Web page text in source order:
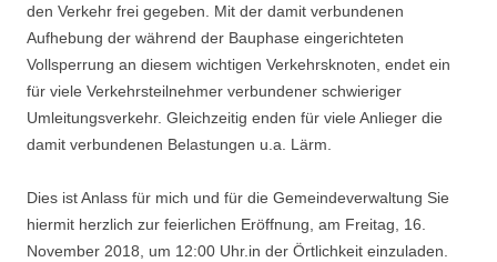
den Verkehr frei gegeben. Mit der damit verbundenen
Aufhebung der während der Bauphase eingerichteten
Vollsperrung an diesem wichtigen Verkehrsknoten, endet ein
für viele Verkehrsteilnehmer verbundener schwieriger
Umleitungsverkehr. Gleichzeitig enden für viele Anlieger die
damit verbundenen Belastungen u.a. Lärm.
Dies ist Anlass für mich und für die Gemeindeverwaltung Sie
hiermit herzlich zur feierlichen Eröffnung, am Freitag, 16.
November 2018, um 12:00 Uhr.in der Örtlichkeit einzuladen.